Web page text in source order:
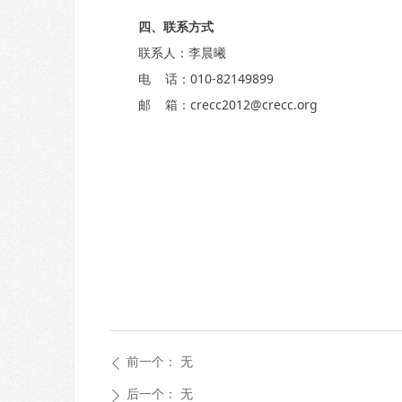
四、联系方式
联系人：李晨曦
电 话：010-82149899
邮 箱：crecc2012@crecc.org
ꄴ 前一个： 无
ꄲ 后一个： 无